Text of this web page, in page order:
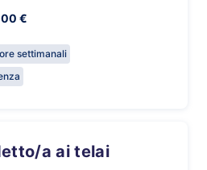
€
settimanali
a ai telai